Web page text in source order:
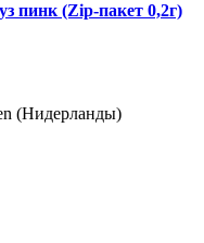
пинк (Zip-пакет 0,2г)
(Нидерланды)